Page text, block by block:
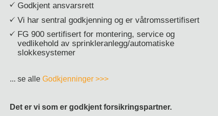
Godkjent ansvarsrett
Vi har sentral godkjenning og er våtromssertifisert
FG 900 sertifisert for montering, service og
vedlikehold av sprinkleranlegg/automatiske
slokkesystemer
... se alle Godkjenninger >>>
Det er vi som er godkjent forsikringspartner.